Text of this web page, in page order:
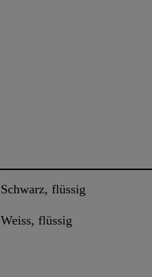
Schwarz, flüssig
Weiss, flüssig